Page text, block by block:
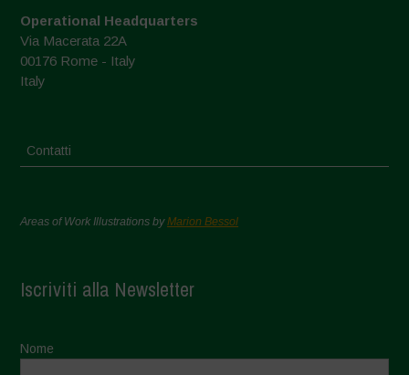
Operational Headquarters
Via Macerata 22A
00176 Rome - Italy
Italy
Contatti
Areas of Work Illustrations byMarion Bessol
Iscriviti alla Newsletter
Nome